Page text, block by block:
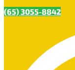
(65) 3055-8842